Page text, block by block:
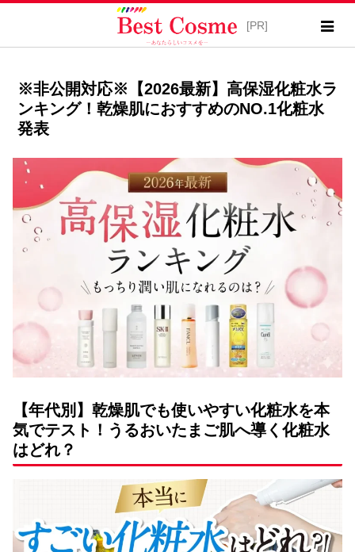
※非公開対応※【2026最新】高保湿化粧水ラ
ンキング！乾燥肌におすすめのNO.1化粧水
発表
【年代別】乾燥肌でも使いやすい化粧水を本
気でテスト！うるおいたまご肌へ導く化粧水
はどれ？